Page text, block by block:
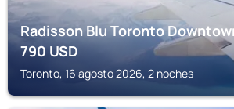
Radisson Blu Toronto
790USD
Toronto, 16 agosto 2026, 2 noches